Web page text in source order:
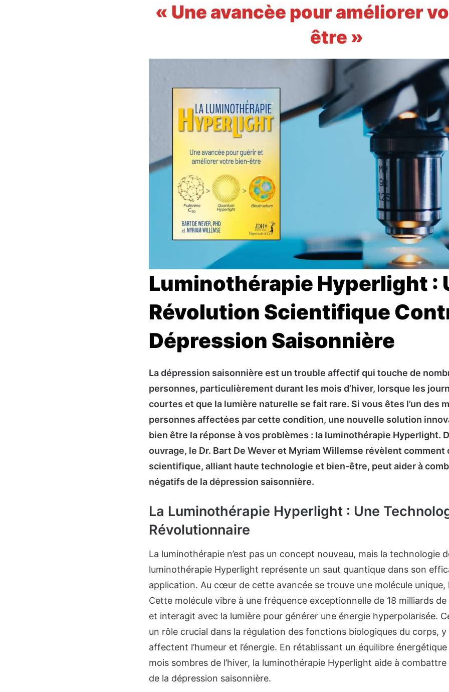
« Une avancèe pour améliorer
être »
Luminothérapie Hyperlight :
Révolution Scientifique
Dépression Saisonnière
La dépression saisonnière est un trouble affectif qui touche de
personnes, particulièrement durant les mois d’hiver, lorsque les
courtes et que la lumière naturelle se fait rare. Si vous êtes l’un des
personnes affectées par cette condition, une nouvelle solution
bien être la réponse à vos problèmes : la luminothérapie Hyperlight.
ouvrage, le Dr. Bart De Wever et Myriam Willemse révèlent comment
scientifique, alliant haute technologie et bien-être, peut aider à
négatifs de la dépression saisonnière.
La Luminothérapie Hyperlight : Une
Révolutionnaire
La luminothérapie n’est pas un concept nouveau, mais la technologie
luminothérapie Hyperlight représente un saut quantique dans son
application. Au cœur de cette avancée se trouve une molécule unique,
Cette molécule vibre à une fréquence exceptionnelle de 18 milliards
et interagit avec la lumière pour générer une énergie hyperpolarisée.
un rôle crucial dans la régulation des fonctions biologiques du corps,
affectent l’humeur et l’énergie. En rétablissant un équilibre
mois sombres de l’hiver, la luminothérapie Hyperlight aide à
de la dépression saisonnière.